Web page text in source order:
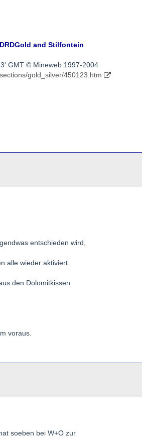
and Stilfontein
GMT © Mineweb 1997-2004
gold_silver/450123.htm
entschieden wird,
alle wieder aktiviert.
den Dolomitkissen
voraus.
soeben bei W+O zur